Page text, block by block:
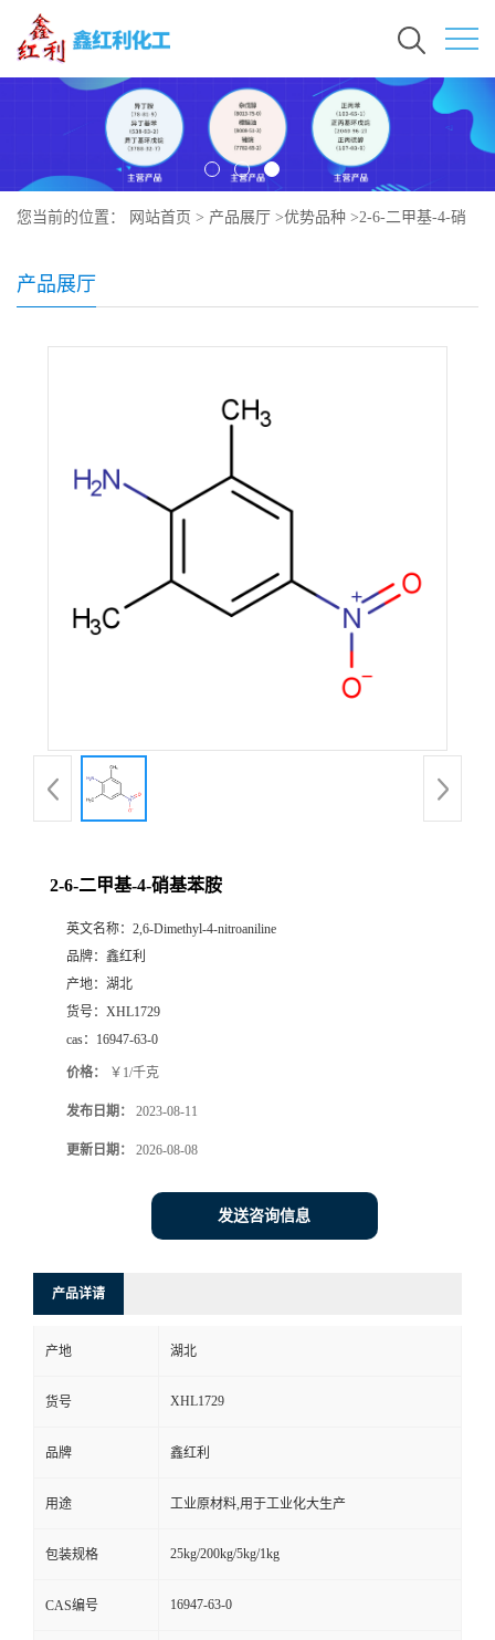
您当前的位置： 网站首页 > 产品展厅 >优势品种 >2-6-二甲基-4-硝
产品展厅
2-6-二甲基-4-硝基苯胺
英文名称： 2,6-Dimethyl-4-nitroaniline
品牌： 鑫红利
产地： 湖北
货号： XHL1729
cas： 16947-63-0
价格： ￥1/千克
发布日期： 2023-08-11
更新日期： 2026-08-08
发送咨询信息
产品详请
产地 湖北
货号 XHL1729
品牌 鑫红利
用途 工业原材料,用于工业化大生产
包装规格 25kg/200kg/5kg/1kg
CAS编号 16947-63-0